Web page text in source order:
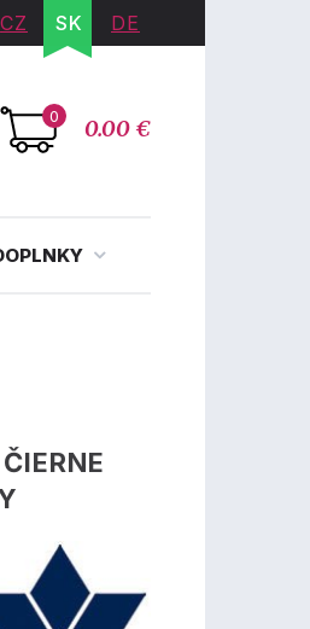
CZ SK DE
0 0.00 €